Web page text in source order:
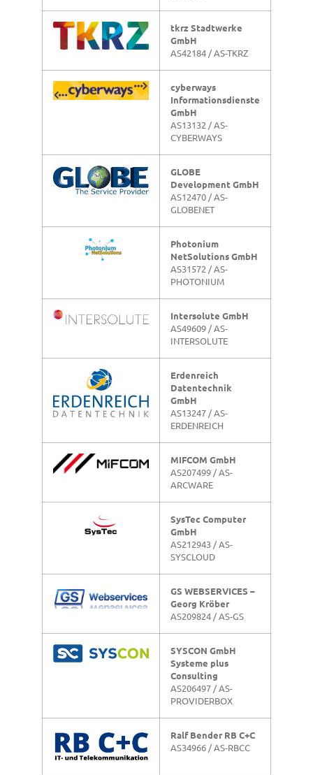
tkrz Stadtwerke
GmbH
AS42184 / AS-TKRZ
cyberways
Informationsdienste
GmbH
AS13132 / AS-
CYBERWAYS
GLOBE
Development GmbH
AS12470 / AS-
GLOBENET
Photonium
NetSolutions GmbH
AS31572 / AS-
PHOTONIUM
Intersolute GmbH
AS49609 / AS-
INTERSOLUTE
Erdenreich
Datentechnik
GmbH
AS13247 / AS-
ERDENREICH
MIFCOM GmbH
AS207499 / AS-
ARCWARE
SysTec Computer
GmbH
AS212943 / AS-
SYSCLOUD
GS WEBSERVICES –
Georg Kröber
AS209824 / AS-GS
SYSCON GmbH
Systeme plus
Consulting
AS206497 / AS-
PROVIDERBOX
Ralf Bender RB C+C
AS34966 / AS-RBCC